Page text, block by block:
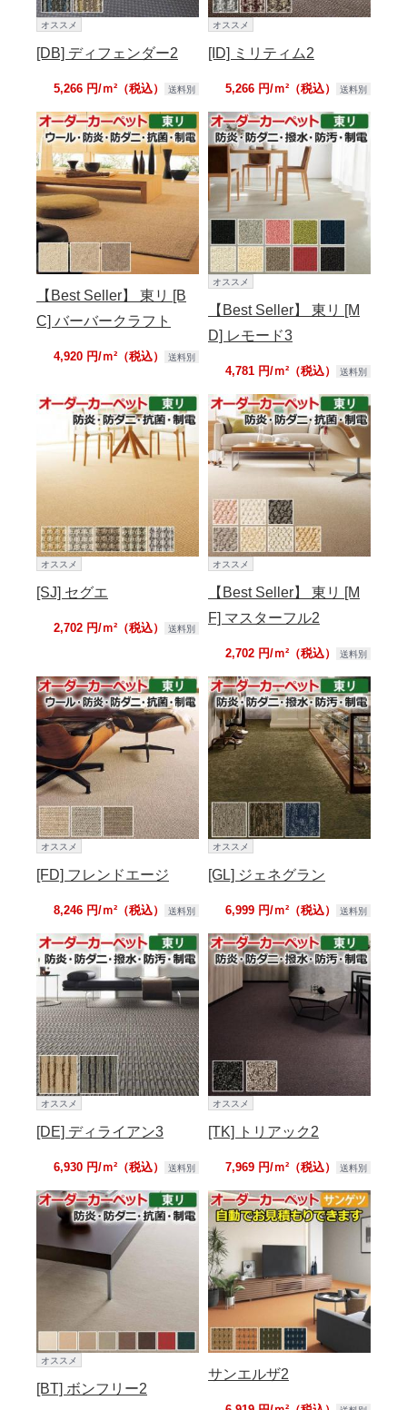
オススメ
[DB] ディフェンダー2
5,266 円/ｍ²（税込） 送料別
オススメ
[ID] ミリティム2
5,266 円/ｍ²（税込） 送料別
【Best Seller】 東リ [B
C] バーバークラフト
4,920 円/ｍ²（税込） 送料別
オススメ
【Best Seller】 東リ [M
D] レモード3
4,781 円/ｍ²（税込） 送料別
オススメ
[SJ] セグエ
2,702 円/ｍ²（税込） 送料別
オススメ
【Best Seller】 東リ [M
F] マスターフル2
2,702 円/ｍ²（税込） 送料別
オススメ
[FD] フレンドエージ
8,246 円/ｍ²（税込） 送料別
オススメ
[GL] ジェネグラン
6,999 円/ｍ²（税込） 送料別
オススメ
[DE] ディライアン3
6,930 円/ｍ²（税込） 送料別
オススメ
[TK] トリアック2
7,969 円/ｍ²（税込） 送料別
オススメ
[BT] ボンフリー2
サンエルザ2